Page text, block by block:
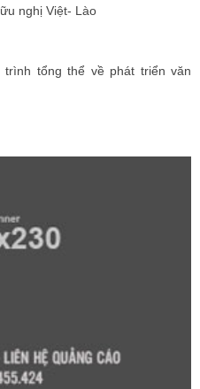
nghị Việt- Lào
trình tổng thể về phát triển văn